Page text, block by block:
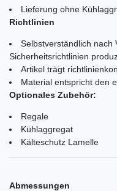
Lieferung ohne
Richtlinien
Selbstverständlich nach
Sicherheitsrichtlinien
Artikel trägt
Material entspricht den
Optionales Zubehör:
Regale
Kühlaggregat
Kälteschutz Lamelle
Abmessungen